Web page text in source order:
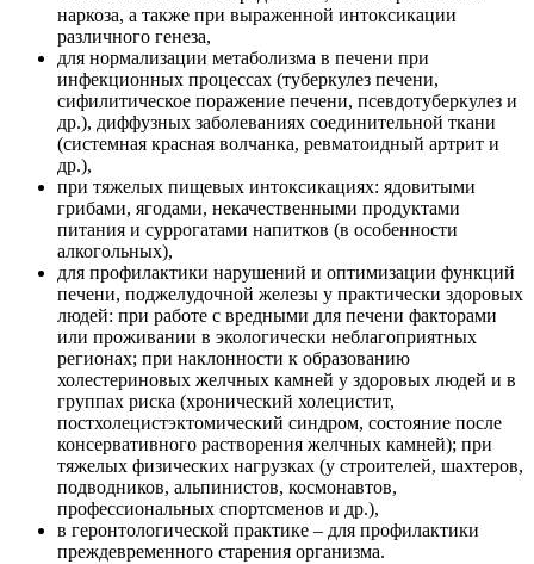
наркоза, а также при выраженной интоксикации
различного генеза,
для нормализации метаболизма в печени при
инфекционных процессах (туберкулез печени,
сифилитическое поражение печени, псевдотуберкулез и
др.), диффузных заболеваниях соединительной ткани
(системная красная волчанка, ревматоидный артрит и
др.),
при тяжелых пищевых интоксикациях: ядовитыми
грибами, ягодами, некачественными продуктами
питания и суррогатами напитков (в особенности
алкогольных),
для профилактики нарушений и оптимизации функций
печени, поджелудочной железы у практически здоровых
людей: при работе с вредными для печени факторами
или проживании в экологически неблагоприятных
регионах; при наклонности к образованию
холестериновых желчных камней у здоровых людей и в
группах риска (хронический холецистит,
постхолецистэктомический синдром, состояние после
консервативного растворения желчных камней); при
тяжелых физических нагрузках (у строителей, шахтеров,
подводников, альпинистов, космонавтов,
профессиональных спортсменов и др.),
в геронтологической практике – для профилактики
преждевременного старения организма.